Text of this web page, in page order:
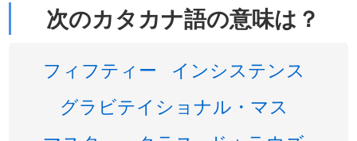
次のカタカナ語の意味は？
フィフティー
インシステンス
グラビテイショナル・マス